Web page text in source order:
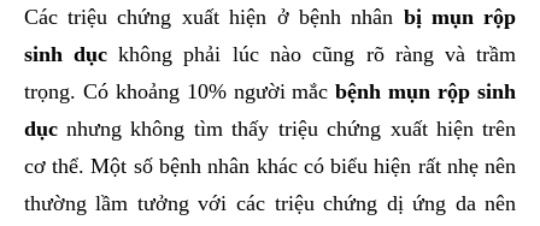
Các triệu chứng xuất hiện ở bệnh nhân bị mụn rộp
sinh dụckhông phải lúc nào cũng rõ ràng và trầm
trọng. Có khoảng 10% người mắcbệnh mụn rộp sinh
dụcnhưng không tìm thấy triệu chứng xuất hiện trên
cơ thể. Một số bệnh nhân khác có biểu hiện rất nhẹ nên
thường lầm tưởng với các triệu chứng dị ứng da nên